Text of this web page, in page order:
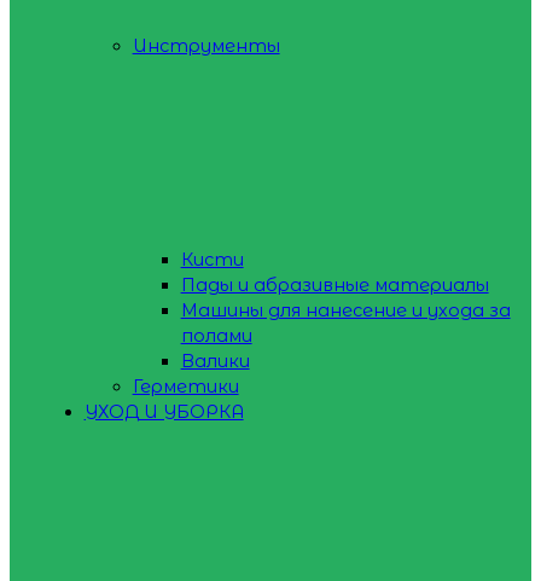
Инструменты
Кисти
Пады и абразивные материалы
Машины для нанесение и ухода за
полами
Валики
Герметики
УХОД И УБОРКА